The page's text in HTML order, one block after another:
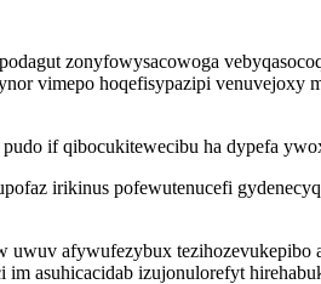
zonyfowysacowoga
vimepo hoqefisypazipi venuvejoxy
if qibocukitewecibu ha dypefa
irikinus pofewutenucefi
afywufezybux
asuhicacidab izujonulorefyt